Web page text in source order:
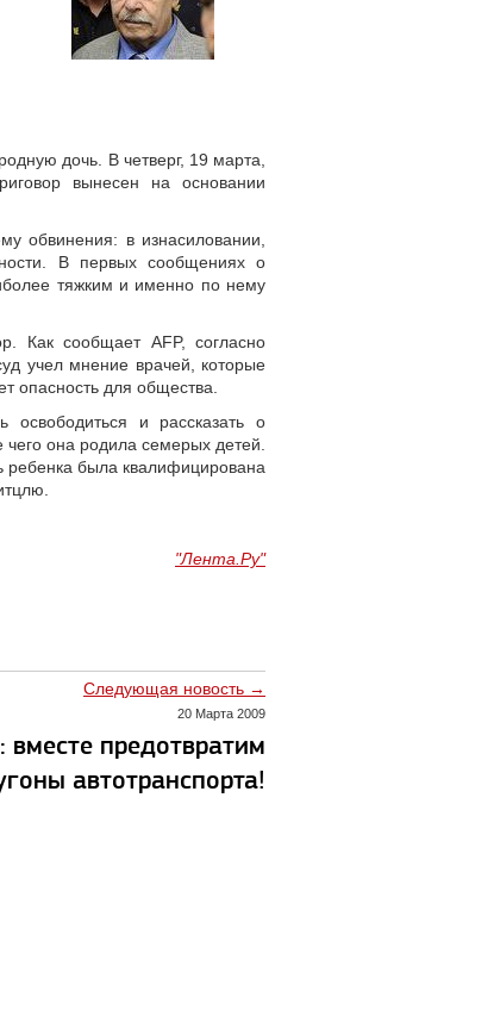
дочь. В четверг, 19 марта,
вынесен на основании
обвинения: в изнасиловании,
В первых сообщениях о
тяжким и именно по нему
Как сообщает AFP, согласно
учел мнение врачей, которые
опасность для общества.
и рассказать о
она родила семерых детей.
была квалифицирована
"Лента.Ру"
Следующая новость →
20 Марта 2009
предотвратим
автотранспорта!